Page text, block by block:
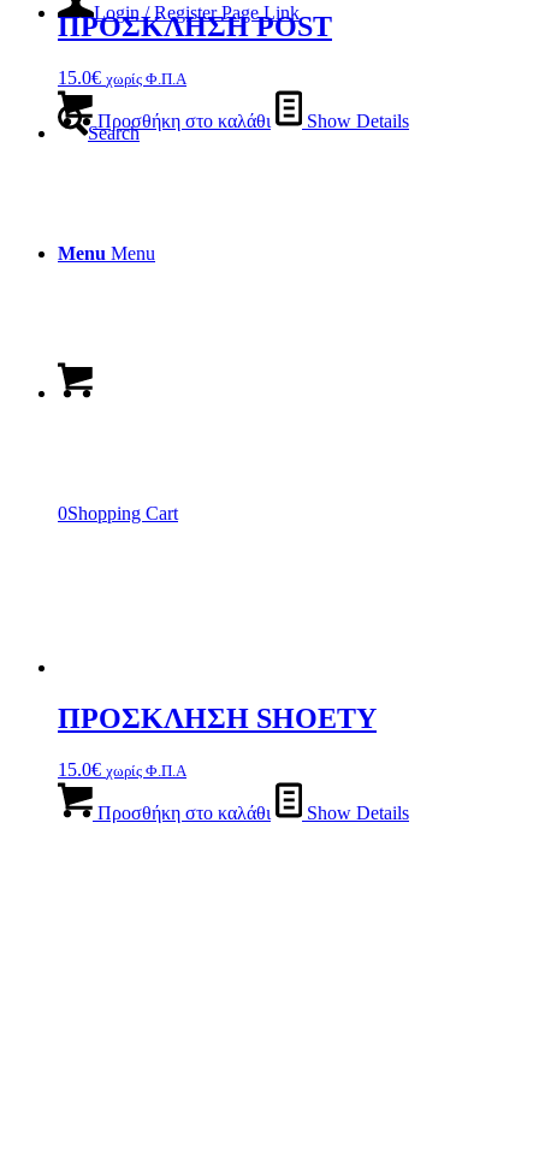
Login / Register Page Link
Search
Menu Menu
0Shopping Cart
ΠΡΟΣΚΛΗΣΗ POST
15.0€ χωρίς Φ.Π.Α
Προσθήκη στο καλάθι Show Details
ΠΡΟΣΚΛΗΣΗ SHOETY
15.0€ χωρίς Φ.Π.Α
Προσθήκη στο καλάθι Show Details